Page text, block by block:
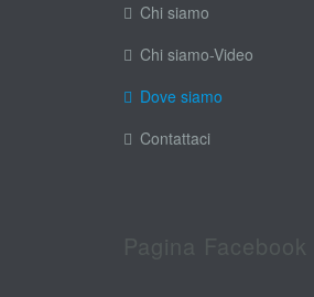
Chi siamo
Chi siamo-Video
Dove siamo
Contattaci